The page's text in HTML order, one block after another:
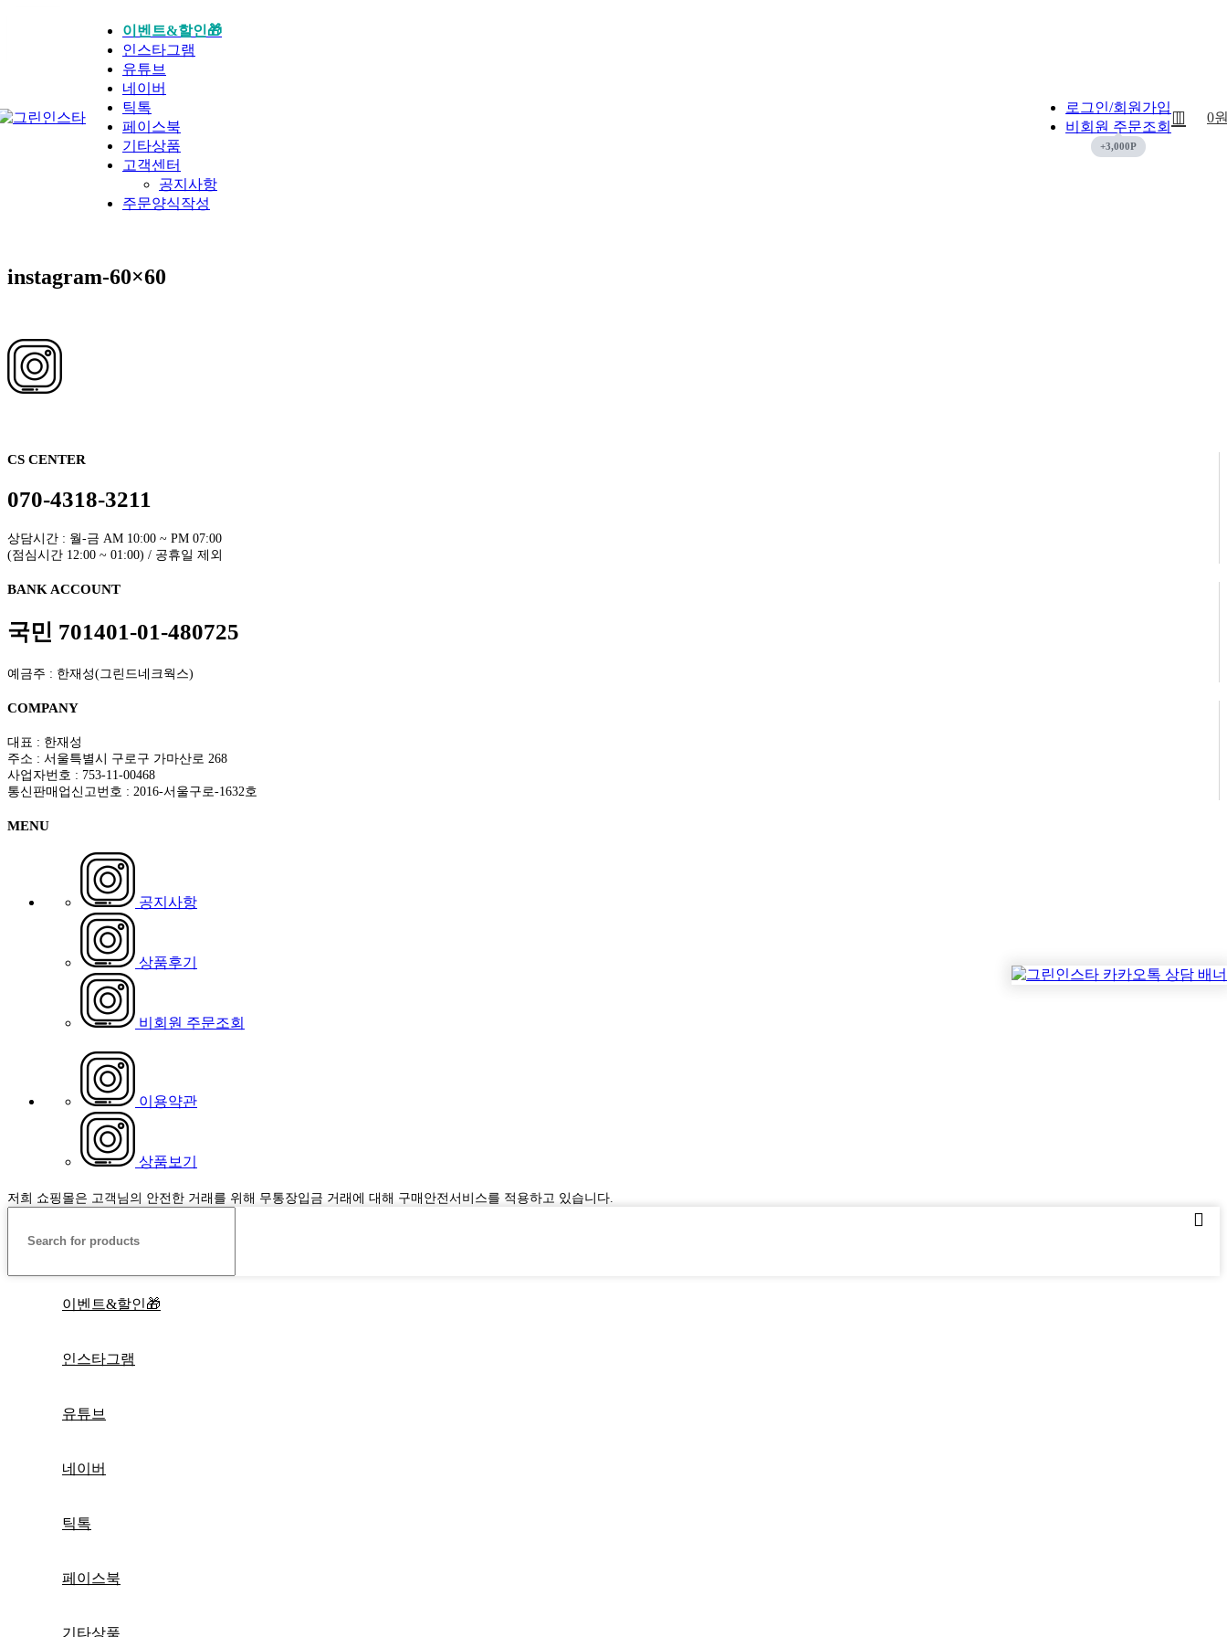
이벤트&할인🎁
인스타그램
유튜브
네이버
틱톡
페이스북
기타상품
고객센터
공지사항
주문양식작성
로그인/회원가입
비회원 주문조회
0
instagram-60×60
CS CENTER
070-4318-3211
상담시간 : 월-금 AM 10:00 ~ PM 07:00
(점심시간 12:00 ~ 01:00) / 공휴일 제외
BANK ACCOUNT
국민 701401-01-480725
예금주 : 한재성(그린드네크웍스)
COMPANY
대표 : 한재성
주소 : 서울특별시 구로구 가마산로 268
사업자번호 : 753-11-00468
통신판매업신고번호 : 2016-서울구로-1632호
MENU
공지사항
상품후기
비회원 주문조회
이용약관
상품보기
저희 쇼핑몰은 고객님의 안전한 거래를 위해 무통장입금 거래에 대해 구매안전서비스를 적용하고 있습니다.
이벤트&할인🎁
인스타그램
유튜브
네이버
틱톡
페이스북
기타상품